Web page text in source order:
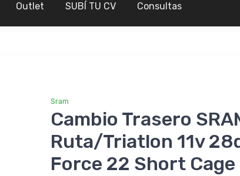
Outlet SUBÍ TU CV Consultas
Sram
Cambio Trasero
Ruta/Triatlon 11v
Force 22 Short Cage